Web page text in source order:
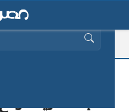
البحث عن: